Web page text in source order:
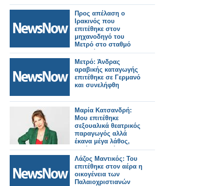
Προς απέλαση ο
Ιρακινός που
επιτέθηκε στον
μηχανοδηγό του
Μετρό στο σταθμό
«Δουκίσσης
Πλακεντίας
Μετρό: Άνδρας
αραβικής καταγωγής
επιτέθηκε σε Γερμανό
και συνελήφθη
Μαρία Κατσανδρή:
Μου επιτέθηκε
σεξουαλικά θεατρικός
παραγωγός αλλά
έκανα μέγα λάθος,
αντέδρασα βίαια
Λάζος Μαντικός: Του
επιτέθηκε στον αέρα η
οικογένεια των
Παλαιοχριστιανών